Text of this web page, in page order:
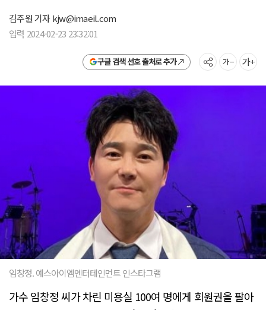
김주원 기자kjw@imaeil.com
입력 2024-02-23 23:32:01
구글 검색 선호 출처로 추가
임창정. 예스아이엠엔터테인먼트 인스타그램
가수 임창정 씨가 차린 미용실 100여 명에게 회원권을 팔아